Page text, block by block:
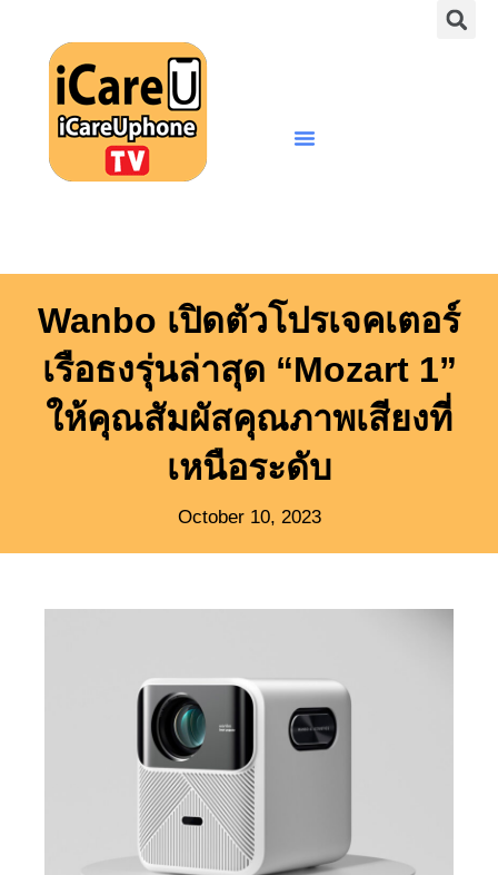
content
Wanbo เปิดตัวโปรเจคเตอร์
เรือธงรุ่นล่าสุด “Mozart 1”
ให้คุณสัมผัสคุณภาพเสียงที่
เหนือระดับ
October 10, 2023